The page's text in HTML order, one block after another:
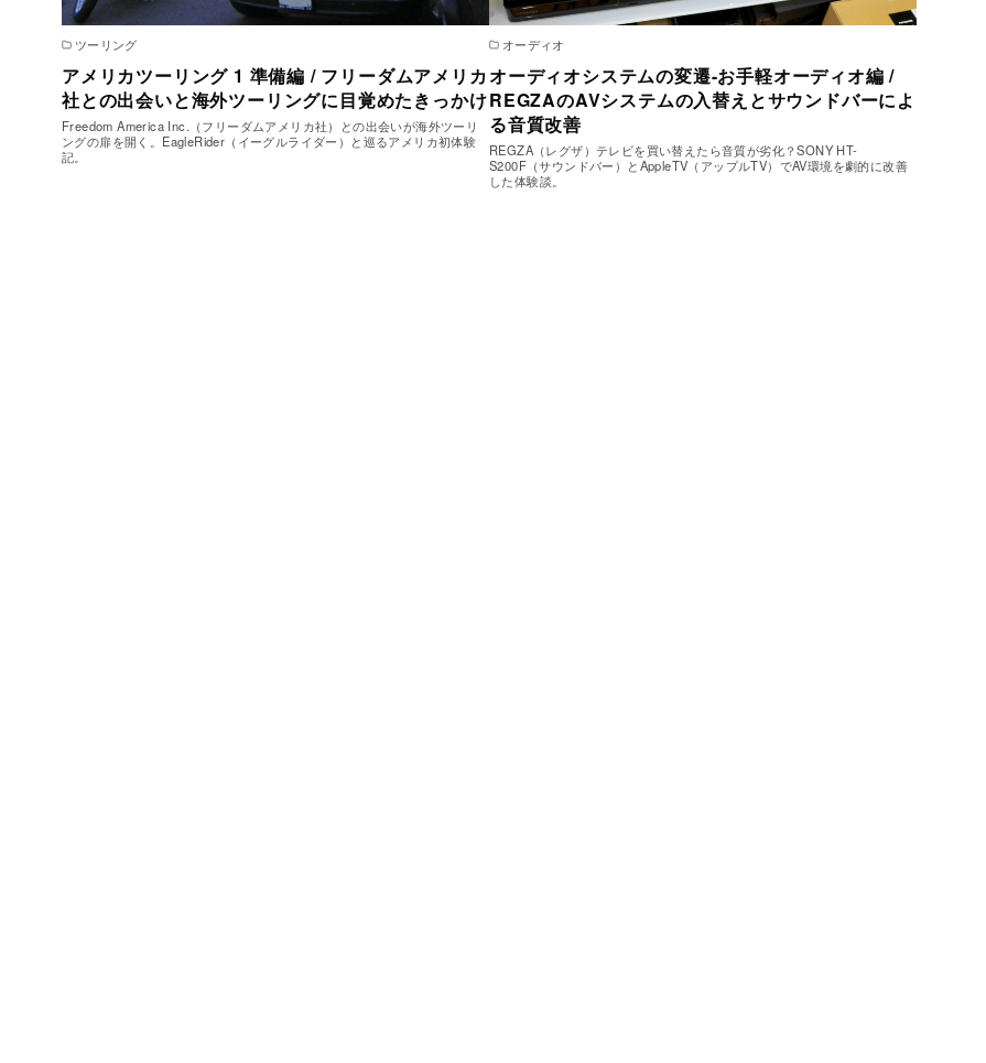
ツーリング
アメリカツーリング 1 準備編 / フリーダムアメリカ
社との出会いと海外ツーリングに目覚めたきっかけ
Freedom America Inc.（フリーダムアメリカ社）との出会いが海外ツーリ
ングの扉を開く。EagleRider（イーグルライダー）と巡るアメリカ初体験
記。
オーディオ
オーディオシステムの変遷-お手軽オーディオ編 /
REGZAのAVシステムの入替えとサウンドバーによ
る音質改善
REGZA（レグザ）テレビを買い替えたら音質が劣化？SONY HT-
S200F（サウンドバー）とAppleTV（アップルTV）でAV環境を劇的に改善
した体験談。